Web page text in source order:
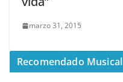
marzo 31, 2015
Recomendado Musical